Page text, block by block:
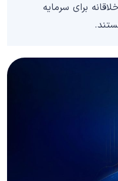
برای سرمایه